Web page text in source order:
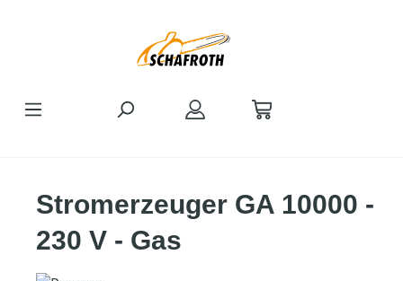
Stromerzeuger GA 10000 -
230 V - Gas